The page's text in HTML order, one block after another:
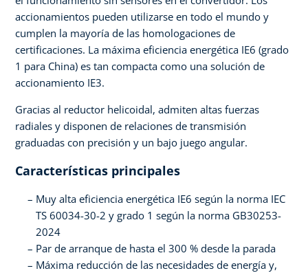
accionamientos pueden utilizarse en todo el mundo y
cumplen la mayoría de las homologaciones de
certificaciones. La máxima eficiencia energética IE6 (grado
1 para China) es tan compacta como una solución de
accionamiento IE3.
Gracias al reductor helicoidal, admiten altas fuerzas
radiales y disponen de relaciones de transmisión
graduadas con precisión y un bajo juego angular.
Características principales
Muy alta eficiencia energética IE6 según la norma IEC
TS 60034-30-2 y grado 1 según la norma GB30253-
2024
Par de arranque de hasta el 300 % desde la parada
Máxima reducción de las necesidades de energía y,